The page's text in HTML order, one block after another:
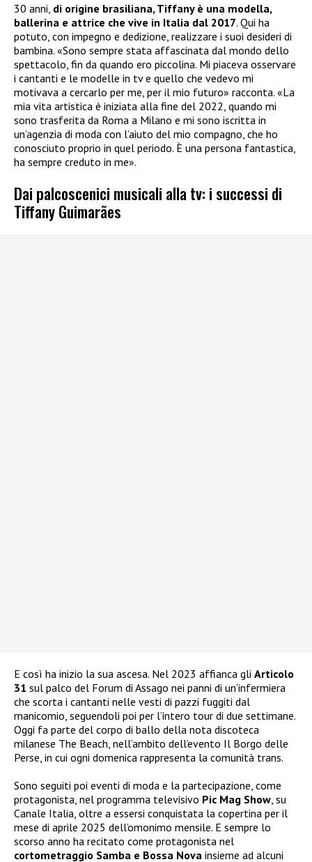
30 anni, di origine brasiliana, Tiffany è una modella,
ballerina e attrice che vive in Italia dal 2017. Qui ha
potuto, con impegno e dedizione, realizzare i suoi desideri di
bambina. «Sono sempre stata affascinata dal mondo dello
spettacolo, fin da quando ero piccolina. Mi piaceva osservare
i cantanti e le modelle in tv e quello che vedevo mi
motivava a cercarlo per me, per il mio futuro» racconta. «La
mia vita artistica è iniziata alla fine del 2022, quando mi
sono trasferita da Roma a Milano e mi sono iscritta in
un’agenzia di moda con l’aiuto del mio compagno, che ho
conosciuto proprio in quel periodo. È una persona fantastica,
ha sempre creduto in me».
Dai palcoscenici musicali alla tv: i successi di
Tiffany Guimarães
E così ha inizio la sua ascesa. Nel 2023 affianca gli Articolo
31 sul palco del Forum di Assago nei panni di un’infermiera
che scorta i cantanti nelle vesti di pazzi fuggiti dal
manicomio, seguendoli poi per l’intero tour di due settimane.
Oggi fa parte del corpo di ballo della nota discoteca
milanese The Beach, nell’ambito dell’evento Il Borgo delle
Perse, in cui ogni domenica rappresenta la comunità trans.
Sono seguiti poi eventi di moda e la partecipazione, come
protagonista, nel programma televisivo Pic Mag Show, su
Canale Italia, oltre a essersi conquistata la copertina per il
mese di aprile 2025 dell’omonimo mensile. E sempre lo
scorso anno ha recitato come protagonista nel
cortometraggio Samba e Bossa Nova insieme ad alcuni